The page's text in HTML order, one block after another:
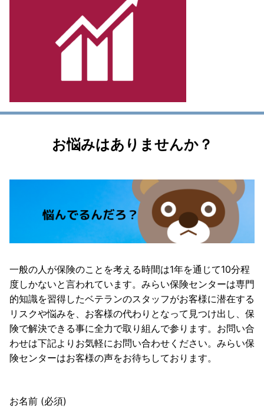
お悩みはありませんか？
一般の人が保険のことを考える時間は1年を通じて10分程
度しかないと言われています。みらい保険センターは専門
的知識を習得したベテランのスタッフがお客様に潜在する
リスクや悩みを、お客様の代わりとなって見つけ出し、保
険で解決できる事に全力で取り組んで参ります。お問い合
わせは下記よりお気軽にお問い合わせください。みらい保
険センターはお客様の声をお待ちしております。
お名前 (必須)